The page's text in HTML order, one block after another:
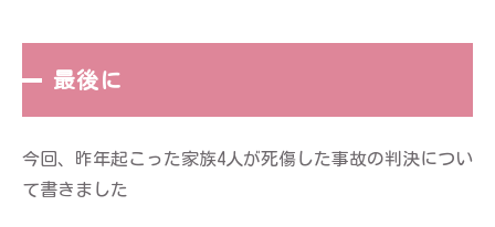
最後に
今回、昨年起こった家族4人が死傷した事故の判決につい
て書きました